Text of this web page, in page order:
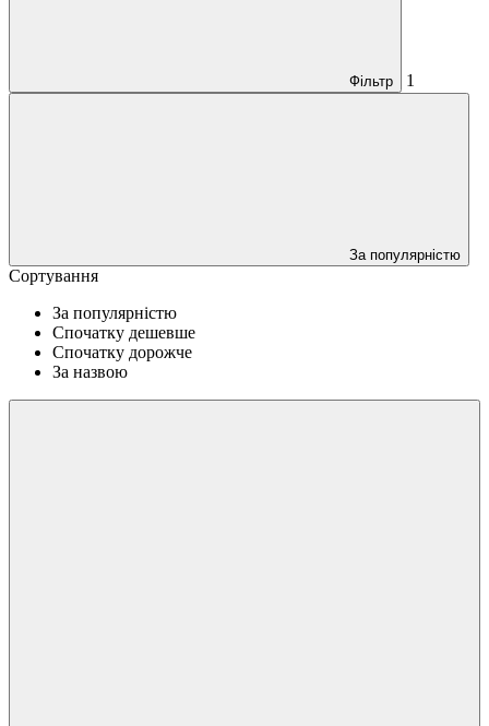
Фільтр 1
За популярністю
Сортування
За популярністю
Спочатку дешевше
Спочатку дорожче
За назвою